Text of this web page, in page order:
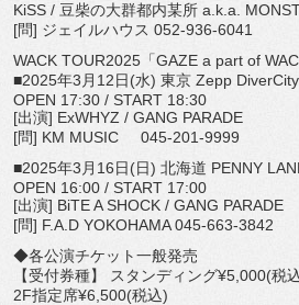
KiSS / 豆柴の大群都内某所 a.k.a.
[問] ジェイルハウス 052-936-6041
WACK TOUR2025「GAZE a part of
■2025年3月12日(水) 東京 Zepp DiverCity
OPEN 17:30 / START 18:30
[出演] ExWHYZ / GANG PARADE
[問] KM MUSIC 045-201-9999
■2025年3月16日(日) 北海道 PENNY
OPEN 16:00 / START 17:00
[出演] BiTE A SHOCK / GANG PARADE
[問] F.A.D YOKOHAMA 045-663-3842
◆各公演チケット一般発売
【受付券種】 スタンディング¥5,000(税
2F指定席¥6,500(税込)